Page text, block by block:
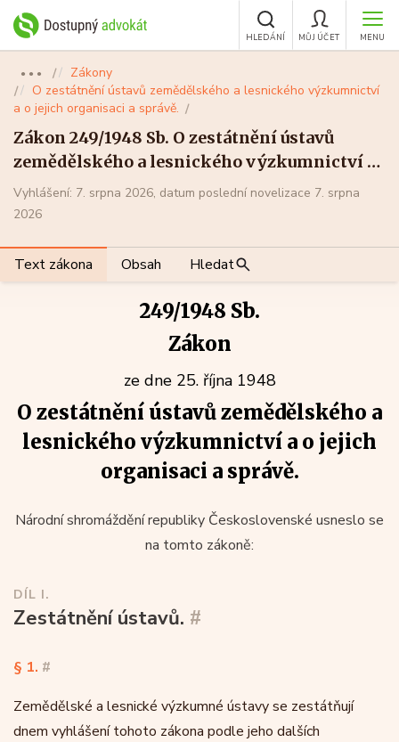
MENU
MŮJ ÚČET
HLEDÁNÍ
●●●
Zákony
O zestátnění ústavů zemědělského a lesnického výzkumnictví
a o jejich organisaci a správě.
Zákon 249/1948 Sb. O zestátnění ústavů
zemědělského a lesnického výzkumnictví a
o jejich organisaci a správě.
Vyhlášení: 7. srpna 2026, datum poslední novelizace 7. srpna
2026
Text zákona Obsah Hledat
249/1948 Sb.
Zákon
ze dne 25. října 1948
O zestátnění ústavů zemědělského a
lesnického výzkumnictví a o jejich
organisaci a správě.
Národní shromáždění republiky Československé usneslo se
na tomto zákoně:
DÍL I.
Zestátnění ústavů. #
§ 1. #
Zemědělské a lesnické výzkumné ústavy se zestátňují
dnem vyhlášení tohoto zákona podle jeho dalších